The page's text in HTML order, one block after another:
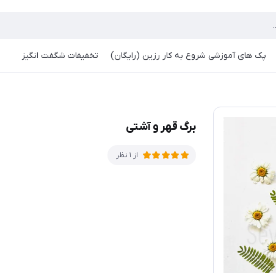
پک های آموزشی شروع به کار رزین (رایگان) تخفیفات شگفت انگیز
برگ قهر و آشتی
از 1 نظر